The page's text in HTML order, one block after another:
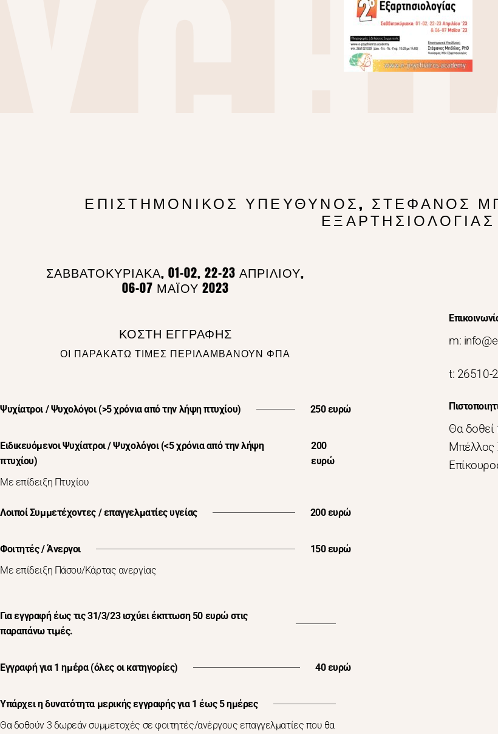
ΕΠΙΣΤΗΜΟΝΙΚΟΣ ΥΠΕΥΘΥΝΟΣ, ΣΤΕΦΑΝΟΣ
ΕΞΑΡΤΗΣΙΟΛΟΓΙΑΣ
ΣΑΒΒΑΤΟΚΥΡΙΑΚΑ, 01-02, 22-23 ΑΠΡΙΛΙΟΥ,
06-07 ΜΑΪ́ΟΥ 2023
ΚΟΣΤΗ ΕΓΓΡΑΦΗΣ
ΟΙ ΠΑΡΑΚΑΤΩ ΤΙΜΕΣ ΠΕΡΙΛΑΜΒΑΝΟΥΝ ΦΠΑ
Ψυχίατροι / Ψυχολόγοι (>5 χρόνια από την λήψη πτυχίου) 250 ευρώ
Ειδικευόμενοι Ψυχίατροι / Ψυχολόγοι (<5 χρόνια από την λήψη
πτυχίου)
200
ευρώ
Με επίδειξη Πτυχίου
Λοιποί Συμμετέχοντες / επαγγελματίες υγείας 200 ευρώ
Φοιτητές / Άνεργοι
150 ευρώ
Με επίδειξη Πάσου/Κάρτας ανεργίας
Για εγγραφή έως τις 31/3/23 ισχύει έκπτωση 50 ευρώ στις
παραπάνω τιμές.
Εγγραφή για 1 ημέρα (όλες οι κατηγορίες) 40 ευρώ
Υπάρχει η δυνατότητα μερικής εγγραφής για 1 έως 5 ημέρες
Θα δοθούν 3 δωρεάν συμμετοχές σε φοιτητές/ανέργους επαγγελματίες που θα
m:
t: 26510-
Θα δοθεί
Μπέλλος